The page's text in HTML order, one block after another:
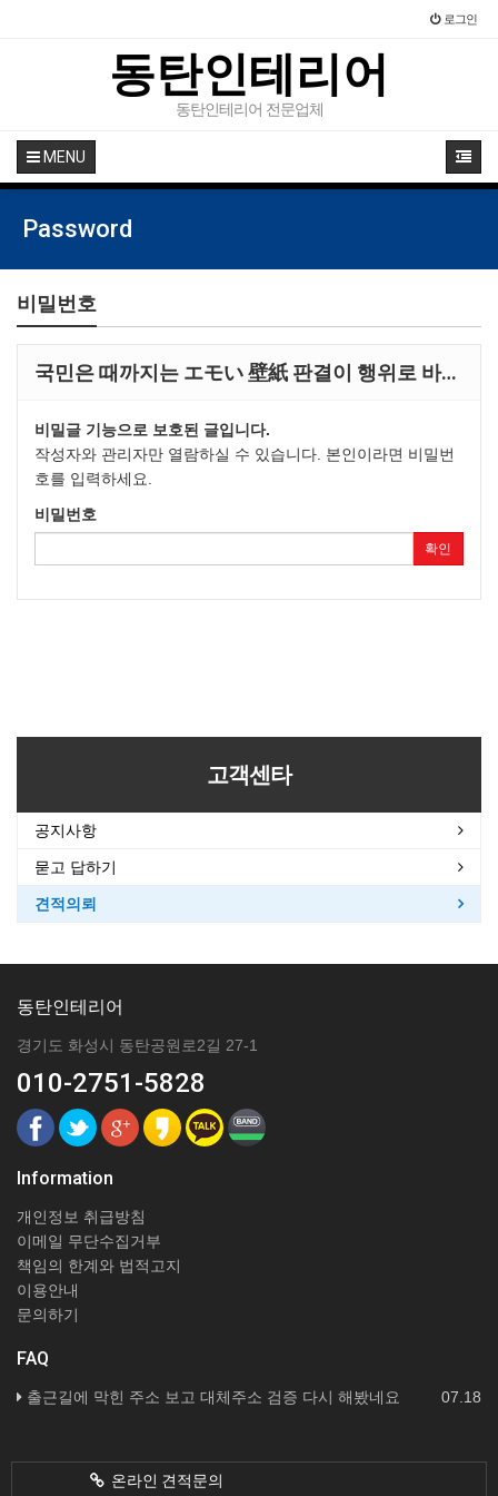
로그인
동탄인테리어
동탄인테리어 전문업체
MENU
Password
비밀번호
국민은 때까지는 エモい 壁紙 판결이 행위로 바…
비밀글 기능으로 보호된 글입니다.
작성자와 관리자만 열람하실 수 있습니다. 본인이라면 비밀번
호를 입력하세요.
비밀번호
확인
고객센타
공지사항
묻고 답하기
견적의뢰
동탄인테리어
경기도 화성시 동탄공원로2길 27-1
010-2751-5828
Information
개인정보 취급방침
이메일 무단수집거부
책임의 한계와 법적고지
이용안내
문의하기
FAQ
07.18
출근길에 막힌 주소 보고 대체주소 검증 다시 해봤네요
온라인 견적문의